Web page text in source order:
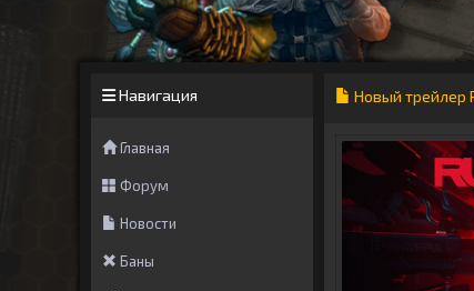
Навигация
Главная
Форум
Новости
Баны
Новый трейлер